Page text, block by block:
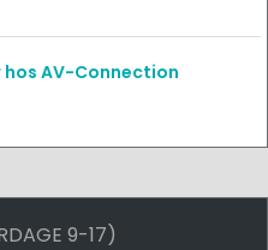
hos AV-Connection
9-17)